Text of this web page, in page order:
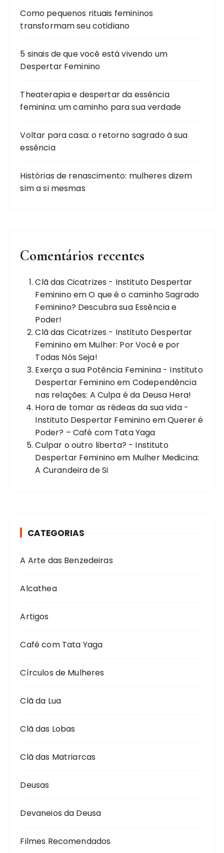
Como pequenos rituais femininos
transformam seu cotidiano
5 sinais de que você está vivendo um
Despertar Feminino
Theaterapia e despertar da essência
feminina: um caminho para sua verdade
Voltar para casa: o retorno sagrado à sua
essência
Histórias de renascimento: mulheres dizem
sim a si mesmas
Comentários recentes
Clã das Cicatrizes - Instituto Despertar
FemininoemO que é o caminho Sagrado
Feminino? Descubra sua Essência e
Poder!
Clã das Cicatrizes - Instituto Despertar
Femininoem Mulher: Por Você e por
Todas Nós Seja!
Exerça a sua Potência Feminina - Instituto
Despertar Femininoem Codependência
nas relações: A Culpa é da Deusa Hera!
Hora de tomar as rédeas da sua vida -
Instituto Despertar FemininoemQuerer é
Poder? – Café com Tata Yaga
Culpar o outro liberta? - Instituto
Despertar Femininoem Mulher Medicina:
A Curandeira de Si
CATEGORIAS
A Arte das Benzedeiras
Alcathea
Artigos
Café com Tata Yaga
Círculos de Mulheres
Clã da Lua
Clã das Lobas
Clã das Matriarcas
Deusas
Devaneios da Deusa
Filmes Recomendados